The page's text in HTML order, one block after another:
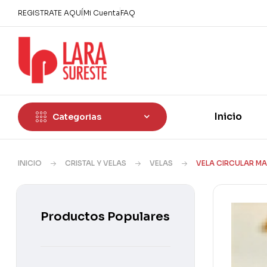
REGISTRATE AQUÍ Mi Cuenta FAQ
Categorias Inicio
INICIO CRISTAL Y VELAS VELAS VELA CIRCULAR
Productos Populares